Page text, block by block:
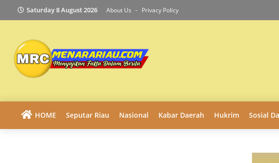
Saturday 8 August 2026 About Us Privacy Policy
HOME Seputar Riau Nasional Kabar Daerah Hukrim Sosial